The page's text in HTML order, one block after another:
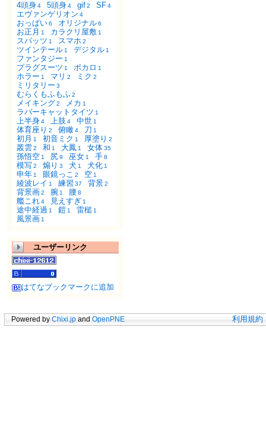
4頭身4 5頭身4 gif2 SF4
エヴァンゲリオン 4
おっぱい6 オリジナル6
お正月 1 カラクリ屋敷 1
スパッツ 1 スマホ 2
ツインテール 1 デジタル 1
ファンタジー 1
プラグスーツ 1 ボカロ 1
ホラー 1 マリ 2 ミク 2
ミリタリー 3
むらくもふもふ2
メイキング2 メカ 1
ラバーキャットタイツ 1
上半身4 上肢 4 中世 1
体育座り 2 俯瞰4 刀 1
初月 1 初音ミク 1 厚塗り 2
叢雲2 和 1 大鳳 1 女体35
孫悟空 1 尻9 巫女 1 手8
模写2 煽り 3 犬 1 犬化 1
申年 1 眼鏡っこ 2 空 1
綾波レイ 1 練習 37 背景2
背景画2 腕 1 腰8
艦これ4 見えすぎ 1
途中経過 1 鎧 1 雷槌 1
風景画 1
ユーザーリンク
はてなブックマークに追加
Powered by Chixi.jp and OpenPNE 利用規約